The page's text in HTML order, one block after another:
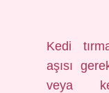
Kedi
aşısı
veya